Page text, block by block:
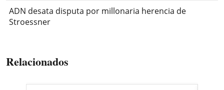
ADN desata disputa por millonaria herencia de
Stroessner
Relacionados